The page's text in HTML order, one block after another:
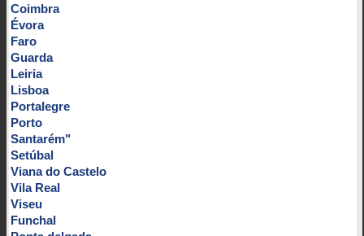
Coimbra
Évora
Faro
Guarda
Leiria
Lisboa
Portalegre
Porto
Santarém"
Setúbal
Viana do Castelo
Vila Real
Viseu
Funchal